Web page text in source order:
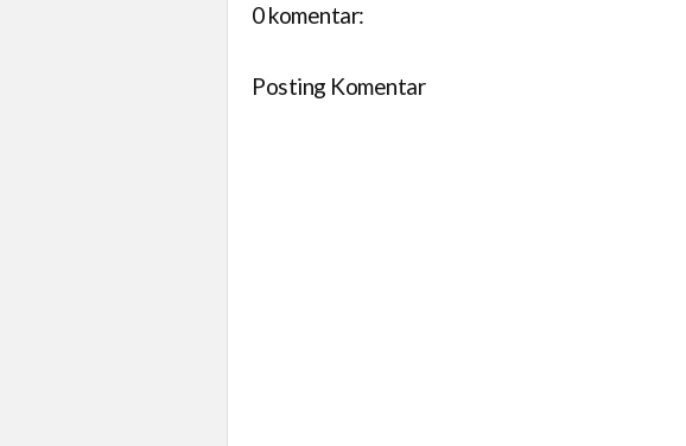
0 komentar:
Posting Komentar